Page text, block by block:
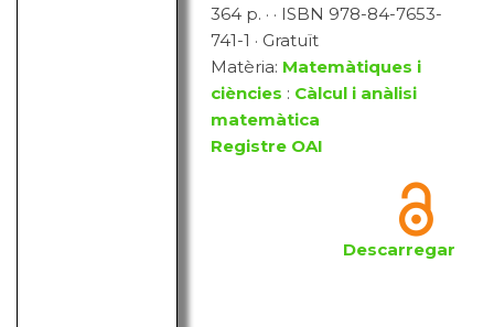
364 p. · · ISBN 978-84-7653-
741-1 · Gratuït
Matèria: Matemàtiques i
ciències : Càlcul i anàlisi
matemàtica
Registre OAI
Descarregar